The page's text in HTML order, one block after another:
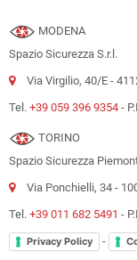
MODENA
Spazio Sicurezza S.r.l.
Via Virgilio, 40/E -
Tel. +39 059 396 9354 -
TORINO
Spazio Sicurezza
Via Ponchielli, 34 -
Tel. +39 011 682 5491 -
Privacy Policy -